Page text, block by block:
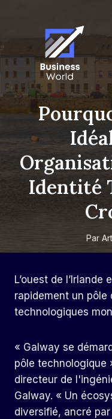
Identité
Par
L’ouest de
rapidement un pôle
technologiques
« Galway se
pôle technologique
directeur de
Galway. « Un
diversifié, ancré